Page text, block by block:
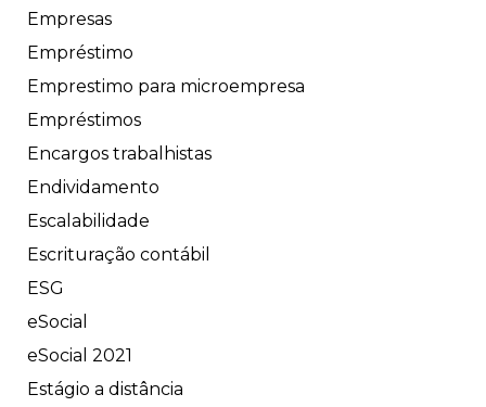
Empresas
Empréstimo
Emprestimo para microempresa
Empréstimos
Encargos trabalhistas
Endividamento
Escalabilidade
Escrituração contábil
ESG
eSocial
eSocial 2021
Estágio a distância